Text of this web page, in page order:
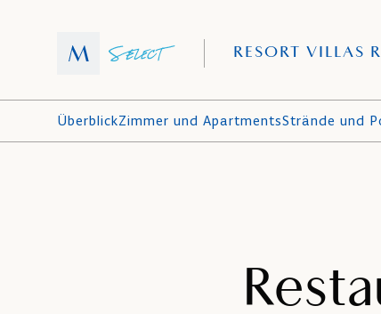
RESORT VILLAS
ÜberblickZimmer und ApartmentsStrände und